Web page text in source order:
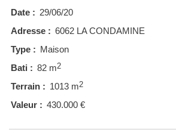
Date : 29/06/20
Adresse : 6062 LA CONDAMINE
Type : Maison
Bati : 82 m2
Terrain : 1013 m2
Valeur : 430.000 €